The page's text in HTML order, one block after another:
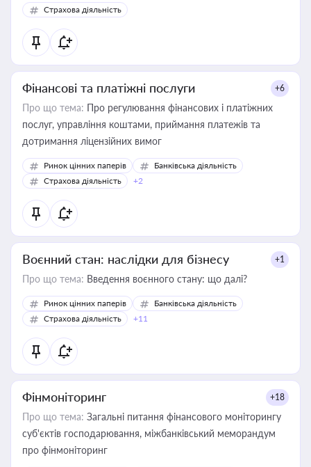
Страхова діяльність
Фінансові та платіжні послуги +6
Про що тема: Про регулювання фінансових і платіжних
послуг, управління коштами, приймання платежів та
дотримання ліцензійних вимог
Ринок цінних паперів
Банківська діяльність
Страхова діяльність
+2
Воєнний стан: наслідки для бізнесу +1
Про що тема: Введення воєнного стану: що далі?
Ринок цінних паперів
Банківська діяльність
Страхова діяльність
+11
Фінмоніторинг +18
Про що тема: Загальні питання фінансового моніторингу
суб'єктів господарювання, міжбанківський меморандум
про фінмоніторинг